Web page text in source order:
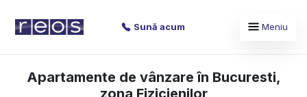
Sună acum Meniu
Apartamente de vânzare în Bucuresti,
zona Fizicienilor